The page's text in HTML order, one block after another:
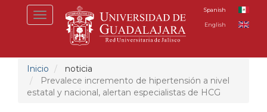
Toggle
navigation
Spanish
English
Inicio
noticia
Prevalece incremento de hipertensión a nivel
estatal y nacional, alertan especialistas de HCG